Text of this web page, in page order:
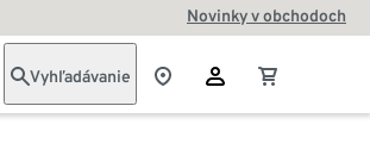
Novinky v obchodoch
Vyhľadávanie